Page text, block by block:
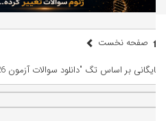
صفحه نخست
بایگانی بر اساس تگ "دانلود سوالات آزمون 26 مرداد 1403 خیلی سبز"